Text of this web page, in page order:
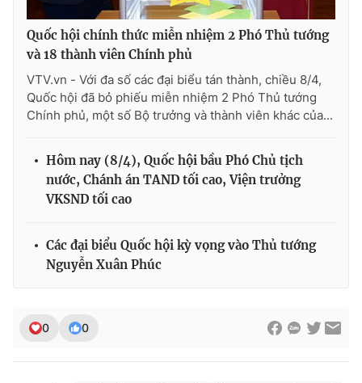
Quốc hội chính thức miễn nhiệm 2 Phó Thủ tướng
và 18 thành viên Chính phủ
VTV.vn - Với đa số các đại biểu tán thành, chiều 8/4,
Quốc hội đã bỏ phiếu miễn nhiệm 2 Phó Thủ tướng
Chính phủ, một số Bộ trưởng và thành viên khác của...
Hôm nay (8/4), Quốc hội bầu Phó Chủ tịch
nước, Chánh án TAND tối cao, Viện trưởng
VKSND tối cao
Các đại biểu Quốc hội kỳ vọng vào Thủ tướng
Nguyễn Xuân Phúc
0 0